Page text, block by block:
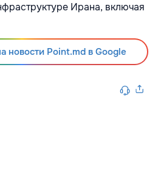
Ирана, включая
новости Point.md в Google